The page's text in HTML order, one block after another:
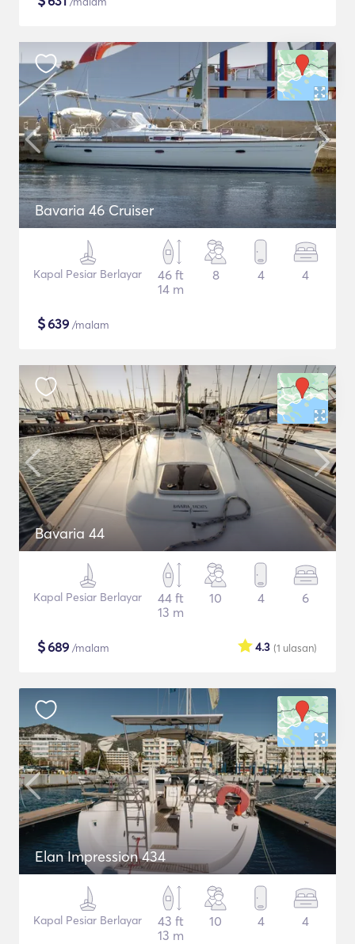
Bavaria 46 Cruiser
Kapal Pesiar Berlayar
46 ft
14 m
8 4 4
$639 /malam
Bavaria 44
Kapal Pesiar Berlayar
44 ft
13 m
10 4 6
$689 /malam (1 ulasan)
4.3
Elan Impression 434
Kapal Pesiar Berlayar
43 ft
13 m
10 4 4